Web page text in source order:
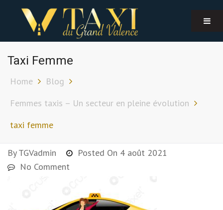
Taxi Femme
Home
Blog
Femmes taxis – Un secteur en pleine évolution
taxi femme
ByTGVadmin Posted On 4 août 2021
No Comment